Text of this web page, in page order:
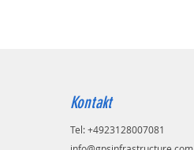
Kontakt
Tel: +4923128007081